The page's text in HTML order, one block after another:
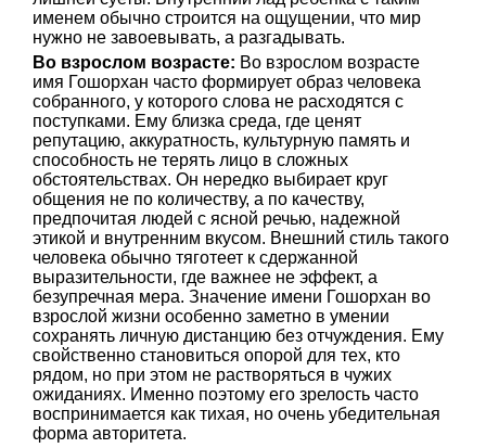
именем обычно строится на ощущении, что мир
нужно не завоевывать, а разгадывать.
Во взрослом возрасте: Во взрослом возрасте
имя Гошорхан часто формирует образ человека
собранного, у которого слова не расходятся с
поступками. Ему близка среда, где ценят
репутацию, аккуратность, культурную память и
способность не терять лицо в сложных
обстоятельствах. Он нередко выбирает круг
общения не по количеству, а по качеству,
предпочитая людей с ясной речью, надежной
этикой и внутренним вкусом. Внешний стиль такого
человека обычно тяготеет к сдержанной
выразительности, где важнее не эффект, а
безупречная мера. Значение имени Гошорхан во
взрослой жизни особенно заметно в умении
сохранять личную дистанцию без отчуждения. Ему
свойственно становиться опорой для тех, кто
рядом, но при этом не растворяться в чужих
ожиданиях. Именно поэтому его зрелость часто
воспринимается как тихая, но очень убедительная
форма авторитета.